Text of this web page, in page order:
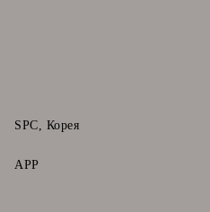
SPC, Корея
APP